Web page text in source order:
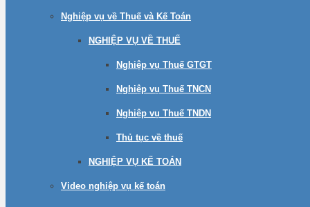
Nghiệp vụ về Thuế và Kế Toán
NGHIỆP VỤ VỀ THUẾ
Nghiệp vụ Thuế GTGT
Nghiệp vụ Thuế TNCN
Nghiệp vụ Thuế TNDN
Thủ tục về thuế
NGHIỆP VỤ KẾ TOÁN
Video nghiệp vụ kế toán